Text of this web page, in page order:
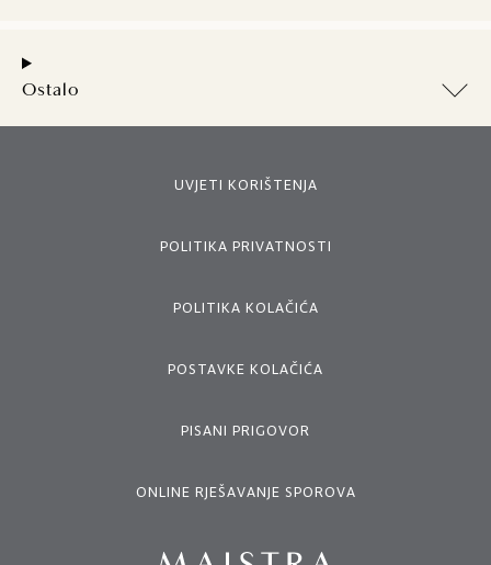
Ostalo
UVJETI KORIŠTENJA
POLITIKA PRIVATNOSTI
POLITIKA KOLAČIĆA
POSTAVKE KOLAČIĆA
PISANI PRIGOVOR
ONLINE RJEŠAVANJE SPOROVA